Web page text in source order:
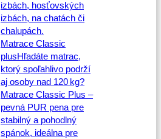
izbách, hosťovských
izbách, na chatách či
chalupách.
Matrace Classic
plusHľadáte matrac,
ktorý spoľahlivo podrží
aj osoby nad 120 kg?
Matrace Classic Plus –
pevná PUR pena pre
stabilný a pohodlný
spánok, ideálna pre